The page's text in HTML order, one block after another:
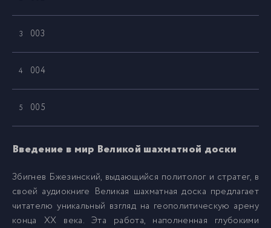
3 003
4 004
5 005
006
7 007
8 008
Введение в мир Великой шахматной доски
Збигнев Бжезинский, выдающийся политолог и стратег, в
своей аудиокниге Великая шахматная доска предлагает
читателю уникальный взгляд на геополитическую арену
конца XX века. Эта работа, наполненная глубокими